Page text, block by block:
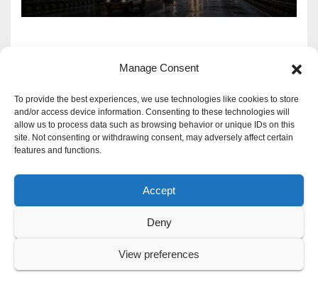
Manage Consent
To provide the best experiences, we use technologies like cookies to store
and/or access device information. Consenting to these technologies will
allow us to process data such as browsing behavior or unique IDs on this
site. Not consenting or withdrawing consent, may adversely affect certain
features and functions.
Accept
Deny
View preferences
Mangal Media News
हर खबर पर नजर